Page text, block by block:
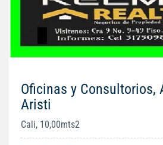
Oficinas y Consultorios,
Aristi
Cali, 10,00mts2